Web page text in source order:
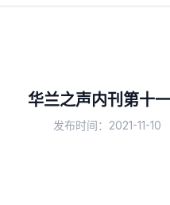
华兰之声内刊第十
发布时间：2021-11-10